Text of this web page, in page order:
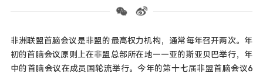
非洲联盟首脑会议是非盟的最高权力机构，通常每年召开两次。年
初的首脑会议原则上在非盟总部所在地——亚的斯亚贝巴举行，年
中的首脑会议在成员国轮流举行。今年的第十七届非盟首脑会议6